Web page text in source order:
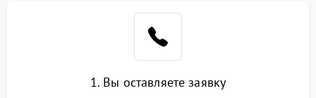
2400 ₽ Подробнее →
1. Вы оставляете заявку